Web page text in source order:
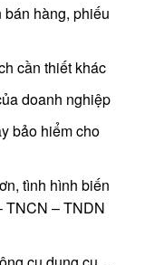
hàng, phiếu
cần thiết khác
doanh nghiệp
bảo hiểm cho
tình hình biến
TNCN – TNDN